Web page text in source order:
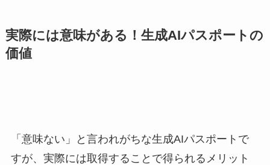
実際には意味がある！生成AIパスポートの
価値
「意味ない」と言われがちな生成AIパスポートで
すが、実際には取得することで得られるメリット